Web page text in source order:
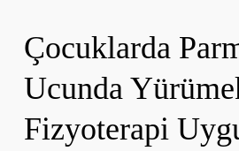
Çocuklarda
Ucunda
Fizyoterapi